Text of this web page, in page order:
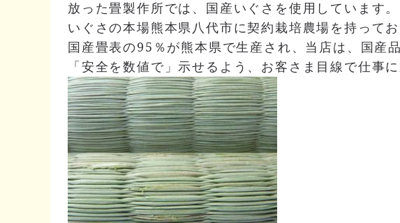
放った畳製作所では、国産いぐさを使用しています。
いぐさの本場熊本県八代市に契約栽培農場を持って
国産畳表の95％が熊本県で生産され、当店は、国産
「安全を数値で」示せるよう、お客さま目線で仕事